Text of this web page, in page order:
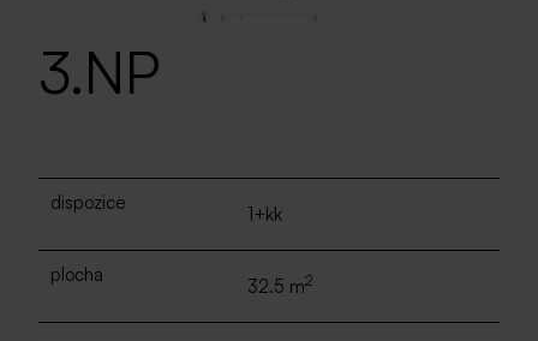
3.NP
dispozice
1+kk
plocha
32.5 m2